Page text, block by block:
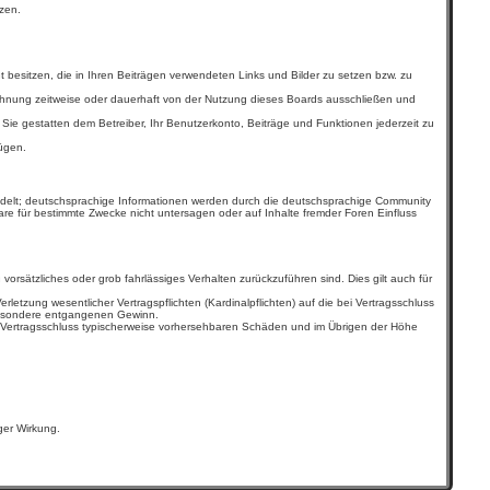
die in Ihren Beiträgen verwendeten Links und Bilder zu setzen bzw. zu
zeitweise oder dauerhaft von der Nutzung dieses Boards ausschließen und
gestatten dem Betreiber, Ihr Benutzerkonto, Beiträge und Funktionen jederzeit zu
deutschsprachige Informationen werden durch die deutschsprachige Community
für bestimmte Zwecke nicht untersagen oder auf Inhalte fremder Foren Einfluss
oder grob fahrlässiges Verhalten zurückzuführen sind. Dies gilt auch für
wesentlicher Vertragspflichten (Kardinalpflichten) auf die bei Vertragsschluss
entgangenen Gewinn.
typischerweise vorhersehbaren Schäden und im Übrigen der Höhe
Wirkung.